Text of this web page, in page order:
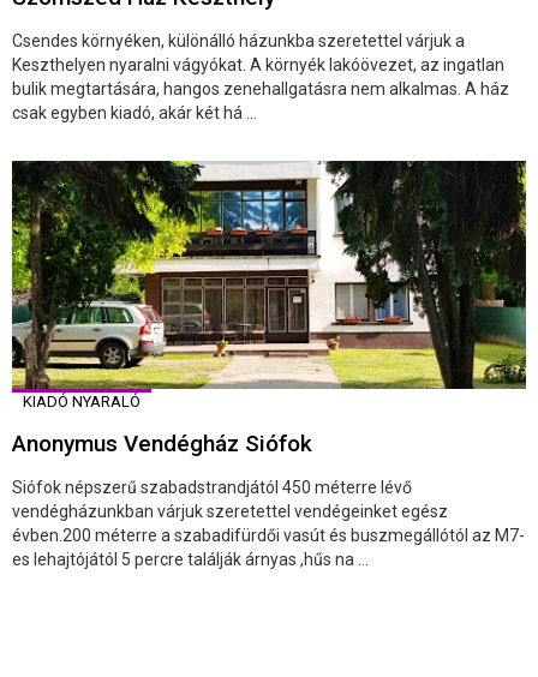
Csendes környéken, különálló házunkba szeretettel várjuk a
Keszthelyen nyaralni vágyókat. A környék lakóövezet, az ingatlan
bulik megtartására, hangos zenehallgatásra nem alkalmas. A ház
csak egyben kiadó, akár két há ...
KIADÓ NYARALÓ
Anonymus Vendégház Siófok
Siófok népszerű szabadstrandjától 450 méterre lévő
vendégházunkban várjuk szeretettel vendégeinket egész
évben.200 méterre a szabadifürdői vasút és buszmegállótól az M7-
es lehajtójától 5 percre találják árnyas ,hűs na ...